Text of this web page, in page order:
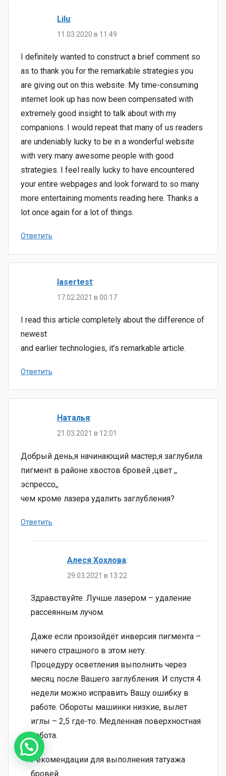
Lilu:
11.03.2020 в 11:49
I definitely wanted to construct a brief comment so
as to thank you for the remarkable strategies you
are giving out on this website. My time-consuming
internet look up has now been compensated with
extremely good insight to talk about with my
companions. I would repeat that many of us readers
are undeniably lucky to be in a wonderful website
with very many awesome people with good
strategies. I feel really lucky to have encountered
your entire webpages and look forward to so many
more entertaining moments reading here. Thanks a
lot once again for a lot of things.
Ответить
lasertest:
17.02.2021 в 00:17
I read this article completely about the difference of
newest
and earlier technologies, it’s remarkable article.
Ответить
Наталья:
21.03.2021 в 12:01
Добрый день,я начинающий мастер,я заглубила
пигмент в районе хвостов бровей ,цвет ,,
эспрессо,,
чем кроме лазера удалить заглубления?
Ответить
Алеся Хохлова:
29.03.2021 в 13:22
Здравствуйте. Лучше лазером – удаление
рассеянным лучом.
Даже если произойдёт инверсия пигмента –
ничего страшного в этом нету.
Процедуру осветления выполнить через
месяц после Вашего заглубления. И спустя 4
недели можно исправить Вашу ошибку в
работе. Обороты машинки низкие, вылет
иглы – 2,5 где-то. Медленная поверхностная
работа.
Рекомендации для выполнения татуажа
бровей.